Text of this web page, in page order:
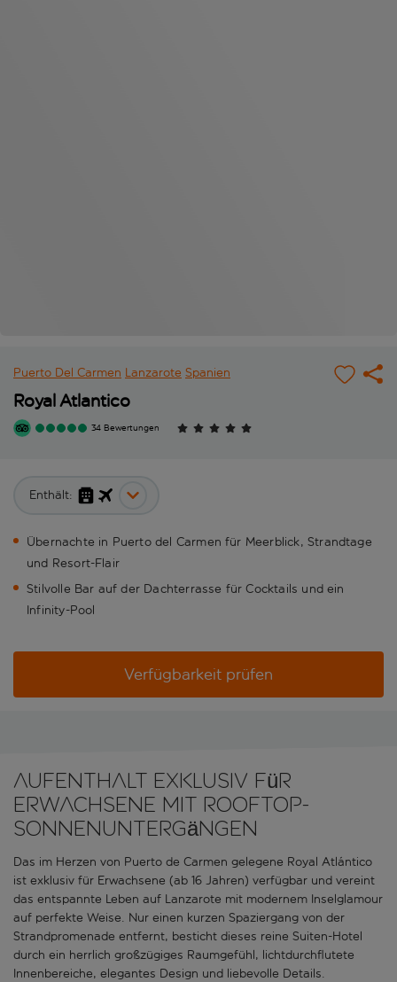
Puerto Del Carmen Lanzarote Spanien
Royal Atlantico
34 Bewertungen
Enthält:
Übernachte in Puerto del Carmen für Meerblick, Strandtage
und Resort-Flair
Stilvolle Bar auf der Dachterrasse für Cocktails und ein
Infinity-Pool
Verfügbarkeit prüfen
Aufenthalt exklusiv für
Erwachsene mit Rooftop-
Sonnenuntergängen
Das im Herzen von Puerto de Carmen gelegene Royal Atlántico
ist exklusiv für Erwachsene (ab 16 Jahren) verfügbar und vereint
das entspannte Leben auf Lanzarote mit modernem Inselglamour
auf perfekte Weise. Nur einen kurzen Spaziergang von der
Strandpromenade entfernt, besticht dieses reine Suiten-Hotel
durch ein herrlich großzügiges Raumgefühl, lichtdurchflutete
Innenbereiche, elegantes Design und liebevolle Details.